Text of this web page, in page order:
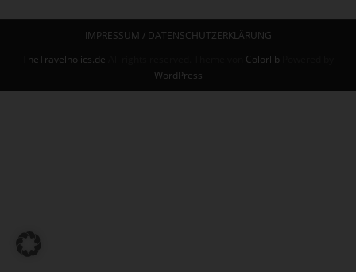
IMPRESSUM / DATENSCHUTZERKLÄRUNG
TheTravelholics.de
Colorlib
WordPress